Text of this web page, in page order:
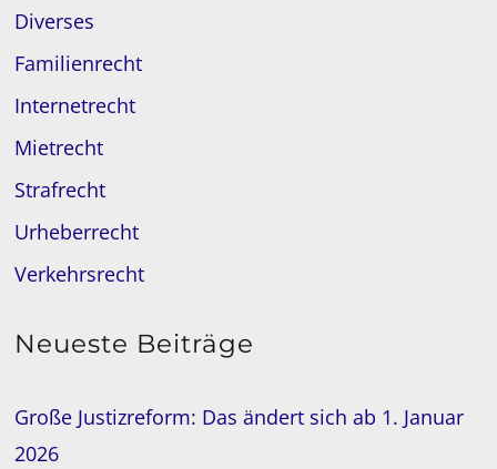
Diverses
Familienrecht
Internetrecht
Mietrecht
Strafrecht
Urheberrecht
Verkehrsrecht
Neueste Beiträge
Große Justizreform: Das ändert sich ab 1. Januar
2026